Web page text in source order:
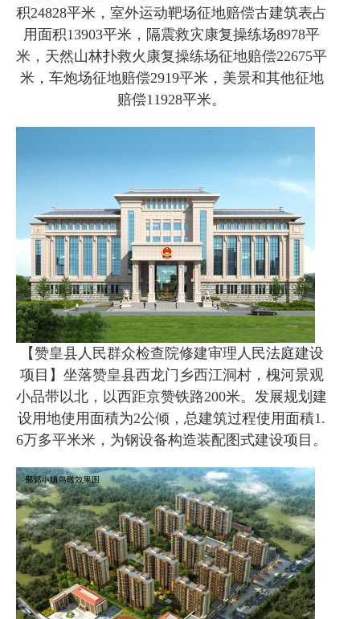
积24828平米，室外运动靶场征地赔偿古建筑表占
用面积13903平米，隔震救灾康复操练场8978平
米，天然山林扑救火康复操练场征地赔偿22675平
米，车炮场征地赔偿2919平米，美景和其他征地
赔偿11928平米。
【赞皇县人民群众检查院修建审理人民法庭建设
项目】坐落赞皇县西龙门乡西江洞村，槐河景观
小品带以北，以西距京赞铁路200米。发展规划建
设用地使用面積为2公倾，总建筑过程使用面積1.
6万多平米米，为钢设备构造装配图式建设项目。